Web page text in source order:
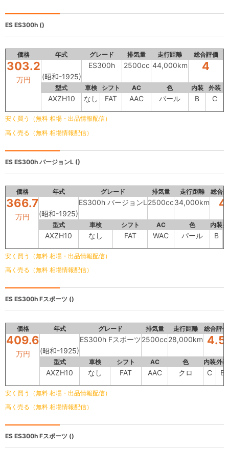
ES ES300h ()
価格 年式 グレード 排気量 走行距離 総合評価
303.2
万円 (昭和-1925)
ES300h 2500cc 44,000km 4
型式 車検 シフト AC 色 内装 外装
AXZH10 なし FAT AAC パール B C
安く買う（無料 相場・出品情報配信）
高く売る（無料 相場情報配信）
ES ES300h バージョンL ()
価格 年式 グレード 排気量 走行距離 総合
366.7
万円 (昭和-1925)
ES300h バージョンL 2500cc34,000km 4
型式 車検 シフト AC 色 内装
AXZH10 なし FAT WAC パール B
安く買う（無料 相場・出品情報配信）
高く売る（無料 相場情報配信）
ES ES300h Fスポーツ ()
価格 年式 グレード 排気量 走行距離 総合評価
409.6
万円 (昭和-1925)
ES300h Fスポーツ2500cc28,000km 4.5
型式 車検 シフト AC 色 内装外装
AXZH10 なし FAT AAC クロ C B
安く買う（無料 相場・出品情報配信）
高く売る（無料 相場情報配信）
ES ES300h Fスポーツ ()